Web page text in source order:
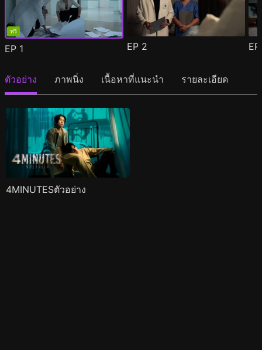
ฟรี
EP 1 EP 2
ตัวอย่าง ภาพนิ่ง เนื้อหาที่แนะนำ รายละเอียด
4MINUTESตัวอย่าง